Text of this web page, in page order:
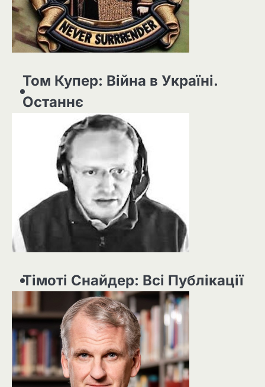
Том Купер: Війна в Україні.
Останнє
Тімоті Снайдер: Всі Публікації